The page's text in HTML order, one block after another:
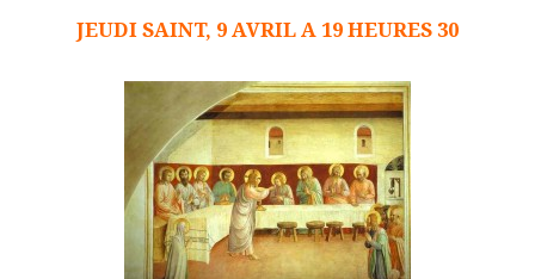
JEUDI SAINT, 9 AVRIL A 19 HEURES 30